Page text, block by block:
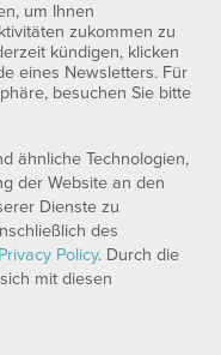
um Ihnen
zukommen zu
kündigen, klicken
eines Newsletters. Für
besuchen Sie bitte
ähnliche Technologien,
der Website an den
Dienste zu
des
Privacy Policy. Durch die
mit diesen